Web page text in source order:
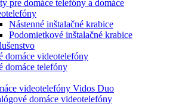
pre domáce telefóny a domáce
Nástenné inštalačné krabice
Podomietkové inštalačné krabice
domáce videotelefóny
domáce telefóny
videotelefóny Vidos Duo
domáce videotelefóny